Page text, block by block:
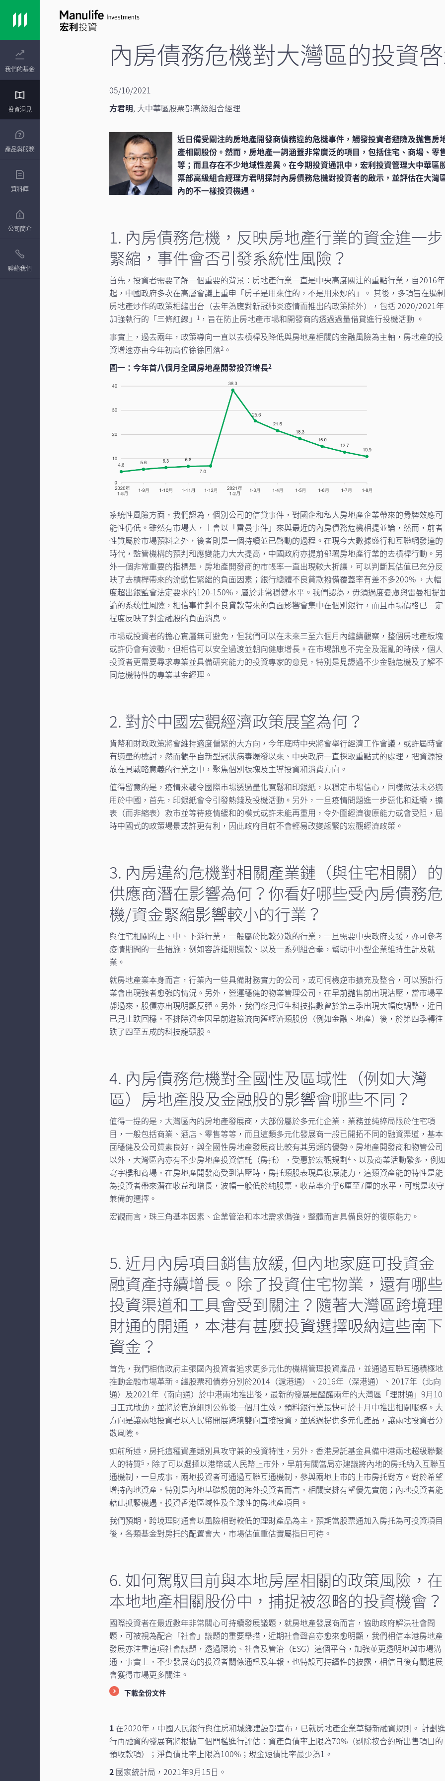
我們的基金
投資洞見
產品與服務
資料庫
公司簡介
聯絡我們
內房債務危機對大灣區的投資
05/10/2021
方君明, 大中華區股票部高級組合經理
近日備受關注的房地產開發商債務違約危機事件，觸發投資者避險及抛售房
產相關股份。然而，房地產一詞涵蓋非常廣泛的項目，包括住宅、商場、零
等；而且存在不少地域性差異。在今期投資通訊中，宏利投資管理大中華區
票部高級組合經理方君明探討內房債務危機對投資者的啟示，並評估在大灣
內的不一樣投資機遇。
1. 內房債務危機，反映房地產行業的資金進一步
緊縮，事件會否引發系統性風險？
首先，投資者需要了解一個重要的背景：房地產行業一直是中央高度關注的重點行業，自2016年
起，中國政府多次在高層會議上重申「房子是用來住的，不是用來炒的」。 其後，多項旨在遏制
房地產炒作的政策相繼出台（去年為應對新冠肺炎疫情而推出的政策除外），包括 2020/2021年
加強執行的「三條紅線」
1 ，旨在防止房地產市場和開發商的透過過量借貸進行投機活動 。
事實上，過去兩年，政策導向一直以去槓桿及降低與房地產相關的金融風險為主軸，房地產的投
資增速亦由今年初高位徐徐回落2 。
圖一：今年首八個月全國房地產開發投資增長2
系統性風險方面，我們認為，個別公司的信貸事件，對國企和私人房地產企業帶來的骨牌效應可
能性仍低。雖然有市場人，士會以「雷曼事件」來與最近的內房債務危機相提並論，然而，前者
性質屬於市場預料之外，後者則是一個持續並已啓動的過程。在現今大數據盛行和互聯網發達的
時代，監管機構的預判和應變能力大大提高，中國政府亦提前部署房地產行業的去槓桿行動。另
外一個非常重要的指標是，房地產開發商的市帳率一直出現較大折讓，可以判斷其估值已充分反
映了去槓桿帶來的流動性緊絀的負面因素；銀行總體不良貸款撥備覆蓋率有差不多200% ，大幅
度超出銀監會法定要求的120-150%，屬於非常穩健水平。我們認為，毋須過度憂慮與雷曼相提
論的系统性風險，相信事件對不良貸款帶來的負面影響會集中在個別銀行，而且市場價格已一定
程度反映了對金融股的負面消息。
市場或投資者的擔心實屬無可避免，但我們可以在未來三至六個月內繼續觀察，整個房地產板塊
或許仍會有波動，但相信可以安全過渡並朝向健康增長。在市場訊息不完全及混亂的時候，個人
投資者更需要尋求專業並具備研究能力的投資專家的意見，特別是見證過不少金融危機及了解不
同危機特性的專業基金經理。
2. 對於中國宏觀經濟政策展望為何？
貨幣和財政政策將會維持適度偏緊的大方向，今年底時中央將會舉行經濟工作會議，或許屆時會
有適量的檢討，然而觀乎自新型冠狀病毒爆發以來、中央政府一直採取重點式的處理，把資源投
放在具戰略意義的行業之中，聚焦個別板塊及主導投資和消費方向。
值得留意的是，疫情來襲令國際市場透過量化寬鬆和印銀紙，以穩定市場信心，同樣做法未必適
用於中國，首先，印銀紙會令引發熱錢及投機活動。另外，一旦疫情問題進一步惡化和延續，擴
表（而非縮表）救市並等待疫情緩和的模式或許未能再重用，令外圍經濟復原能力或會受阻，屆
時中國式的政策場景或許更有利，因此政府目前不會輕易改變趨緊的宏觀經濟政策。
3. 內房違約危機對相關產業鏈（與住宅相關）的
供應商潛在影響為何？你看好哪些受內房債務危
機/資金緊縮影響較小的行業？
與住宅相關的上、中、下游行業，一般屬於比較分散的行業，一旦需要中央政府支援，亦可參考
疫情期間的一些措施，例如容許延期還款、以及一系列組合拳，幫助中小型企業維持生計及就
業。
就房地產業本身而言，行業內一些具備財務實力的公司，或可伺機逆市擴充及整合，可以預計行
業會出現強者愈強的情況。另外，營運穩健的物業管理公司，在早前抛售前出現沽壓，當市場平
靜過來，股價亦出現明顯反彈。另外，我們察見恒生科技指數曾於第三季出現大幅度調整，近日
已見止跌回穩，不排除資金因早前避險流向舊經濟類股份（例如金融、地產）後，於第四季轉往
跌了四至五成的科技龍頭股。
4. 內房債務危機對全國性及區域性（例如大灣
區）房地產股及金融股的影響會哪些不同？
值得一提的是，大灣區內的房地產發展商，大部份屬於多元化企業，業務並純綷局限於住宅項
目，一般包括商業、酒店、零售等等，而且這類多元化發展商一般已開拓不同的融資渠道，基本
面穩健及公司質素良好，與全國性房地產發展商比較有其另類的優勢。房地產開發商和物管公司
以外，大灣區內亦有不少房地產投資信託（房托），受惠於宏觀規劃4 、以及商業活動繁多，例
寫字樓和商場，在房地產開發商受到沽壓時，房托類股表現具復原能力，這類資產能的特性是能
為投資者帶來潛在收益和增長，波幅一般低於純股票，收益率介乎6厘至7厘的水平，可說是攻守
兼備的選擇。
宏觀而言，珠三角基本因素、企業管治和本地需求偏強，整體而言具備良好的復原能力。
5. 近月內房項目銷售放緩, 但內地家庭可投資金
融資產持續增長。除了投資住宅物業，還有哪些
投資渠道和工具會受到關注？隨著大灣區跨境理
財通的開通，本港有甚麼投資選擇吸納這些南下
資金？
首先，我們相信政府主張國內投資者追求更多元化的機構管理投資產品，並通過互聯互通積極地
推動金融市場革新。繼股票和債券分別於2014（滬港通）、2016年（深港通）、2017年（北向
通）及2021年（南向通）於中港兩地推出後，最新的發展是醞釀兩年的大灣區「理財通」9月10
日正式啟動，並將於實施細則公佈後一個月生效，預料銀行業最快可於十月中推出相關服務。大
方向是讓兩地投資者以人民幣開展跨境雙向直接投資，並透過提供多元化產品，讓兩地投資者分
散風險。
如前所述，房托這種資產類別具攻守兼的投資特性，另外，香港房託基金具備中港兩地超級聯繫
人的特質5 ，除了可以選擇以港幣或人民幣上市外，早前有關當局亦建議將內地的房托納入互聯
通機制，一旦成事，兩地投資者可通過互聯互通機制，參與兩地上市的上市房托對方。對於希望
增持內地資產，特別是內地基礎設施的海外投資者而言，相關安排有望優先實施；內地投資者能
藉此抓緊機遇，投資香港區域性及全球性的房地產項目。
我們預期，跨境理財通會以風險相對較低的理財產品為主，預期當股票通加入房托為可投資項目
後，各類基金對房托的配置會大，市場估值重估實屬指日可待。
6. 如何駕馭目前與本地房屋相關的政策風險，在
本地地產相關股份中，捕捉被忽略的投資機會？
國際投資者在最近數年非常關心可持續發展議題，就房地產發展商而言，協助政府解決社會問
題，可被視為配合「社會」議題的重要舉措，近期社會聲音亦愈來愈明顯，我們相信本港房地產
發展亦注重這項社會議題，透過環境、社會及管治（ESG）這個平台，加強並更透明地與市場溝
通，事實上，不少發展商的投資者關係通訊及年報，也特設可持續性的披露，相信日後有關進展
會獲得市場更多關注。
下載全份文件
1 在2020年，中國人民銀行與住房和城鄉建設部宣布，已就房地產企業草擬新融資規則。 計劃
行再融資的發展商將根據三個門檻進行評估：資產負債率上限為70%（剔除按合約所出售項目的
預收款項）；淨負債比率上限為100%；現金短債比率最少為1。
2 國家統計局，2021年9月15日。